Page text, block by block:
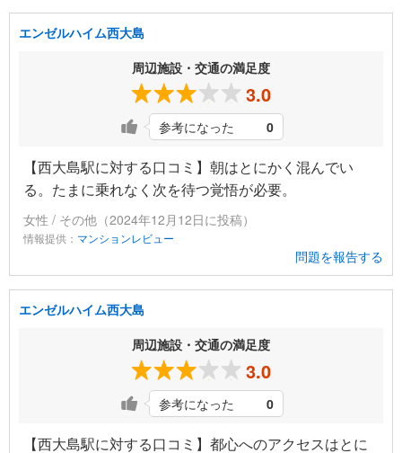
エンゼルハイム西大島
周辺施設・交通の満足度
3.0
参考になった 0
【西大島駅に対する口コミ】朝はとにかく混んでい
る。たまに乗れなく次を待つ覚悟が必要。
女性 / その他（2024年12月12日に投稿）
情報提供： マンションレビュー
問題を報告する
エンゼルハイム西大島
周辺施設・交通の満足度
3.0
参考になった 0
【西大島駅に対する口コミ】都心へのアクセスはとに